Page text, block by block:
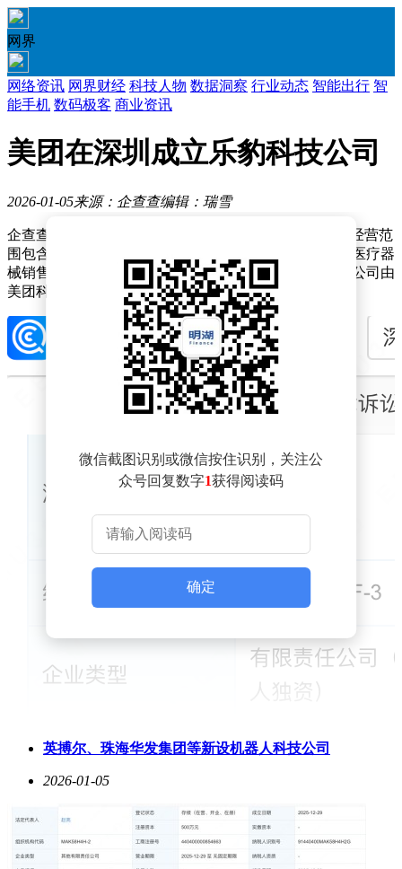
网界
网络资讯 网界财经 科技人物 数据洞察 行业动态 智能出行 智
能手机 数码极客 商业资讯
美团在深圳成立乐豹科技公司
2026-01-05来源：企查查编辑：瑞雪
企查查APP显示，近日，深圳乐豹科技有限公司成立，经营范
围包含：五金产品零售；第一类医疗器械销售；第二类医疗器
械销售；食品添加剂销售等。企查查股权穿透显示，该公司由
美团科技有限公司全资持股。
微信截图识别或微信按住识别，关注公
众号回复数字1获得阅读码
确定
英搏尔、珠海华发集团等新设机器人科技公司
2026-01-05